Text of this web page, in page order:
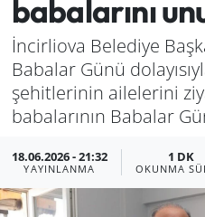
babalarını
İncirliova Belediye
Babalar Günü
şehitlerinin ailelerini
babalarının Babalar
18.06.2026 - 21:32
YAYINLANMA
1 DK
OKUNMA
Haber
Izmir
Kütahya
Manisa
Muğla
Haber Arşivi